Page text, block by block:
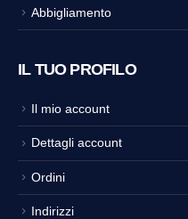
Abbigliamento
IL TUO PROFILO
Il mio account
Dettagli account
Ordini
Indirizzi